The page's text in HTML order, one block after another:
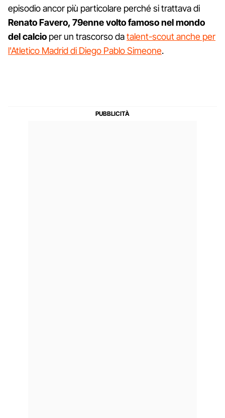
episodio ancor più particolare perché si trattava di
Renato Favero, 79enne volto famoso nel mondo
del calcio per un trascorso datalent-scout anche per
l'Atletico Madrid di Diego Pablo Simeone.